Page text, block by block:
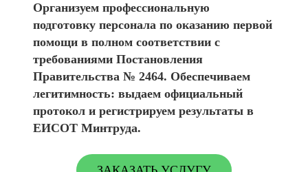
Организуем профессиональную
подготовку персонала по оказанию первой
помощи в полном соответствии с
требованиями Постановления
Правительства № 2464. Обеспечиваем
легитимность: выдаем официальный
протокол и регистрируем результаты в
ЕИСОТ Минтруда.